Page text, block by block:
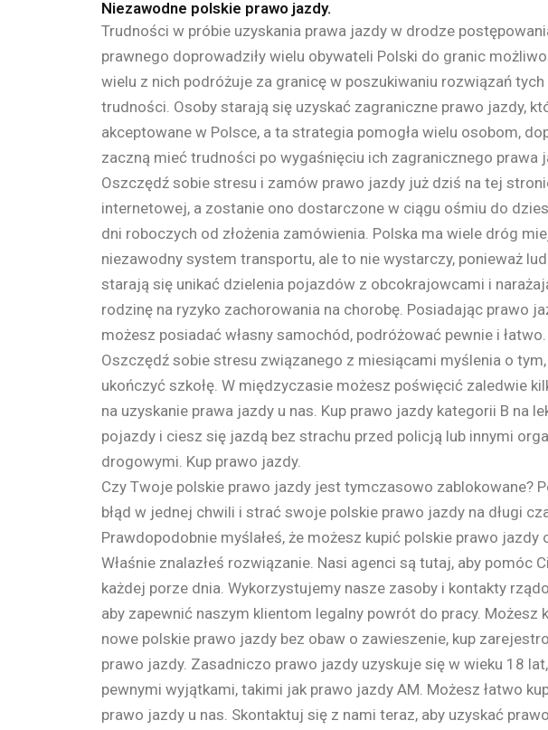
Niezawodne polskie prawo jazdy.
Trudności w próbie uzyskania prawa jazdy w drodze
prawnego doprowadziły wielu obywateli Polski do granic
wielu z nich podróżuje za granicę w poszukiwaniu rozwiązań tych
trudności. Osoby starają się uzyskać zagraniczne prawo jazdy,
akceptowane w Polsce, a ta strategia pomogła wielu osobom,
zaczną mieć trudności po wygaśnięciu ich zagranicznego prawa
Oszczędź sobie stresu i zamów prawo jazdy już dziś na tej
internetowej, a zostanie ono dostarczone w ciągu ośmiu do
dni roboczych od złożenia zamówienia. Polska ma wiele dróg
niezawodny system transportu, ale to nie wystarczy, ponieważ
starają się unikać dzielenia pojazdów z obcokrajowcami i
rodzinę na ryzyko zachorowania na chorobę. Posiadając prawo
możesz posiadać własny samochód, podróżować pewnie i łatwo.
Oszczędź sobie stresu związanego z miesiącami myślenia o
ukończyć szkołę. W międzyczasie możesz poświęcić zaledwie
na uzyskanie prawa jazdy u nas. Kup prawo jazdy kategorii B na
pojazdy i ciesz się jazdą bez strachu przed policją lub innymi
drogowymi. Kup prawo jazdy.
Czy Twoje polskie prawo jazdy jest tymczasowo zablokowane?
błąd w jednej chwili i strać swoje polskie prawo jazdy na długi
Prawdopodobnie myślałeś, że możesz kupić polskie prawo jazdy
Właśnie znalazłeś rozwiązanie. Nasi agenci są tutaj, aby pomóc
każdej porze dnia. Wykorzystujemy nasze zasoby i kontakty
aby zapewnić naszym klientom legalny powrót do pracy. Możesz
nowe polskie prawo jazdy bez obaw o zawieszenie, kup
prawo jazdy. Zasadniczo prawo jazdy uzyskuje się w wieku 18
pewnymi wyjątkami, takimi jak prawo jazdy AM. Możesz łatwo
prawo jazdy u nas. Skontaktuj się z nami teraz, aby uzyskać